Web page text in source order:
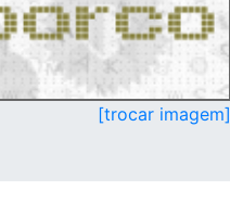
[trocar imagem]